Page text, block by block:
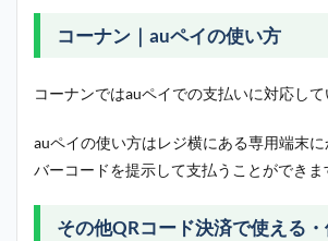
コーナン｜auペイの使い方
コーナンではauペイでの支払いに対応して
auペイの使い方はレジ横にある専用端末
バーコードを提示して支払うことができま
その他QRコード決済で使える